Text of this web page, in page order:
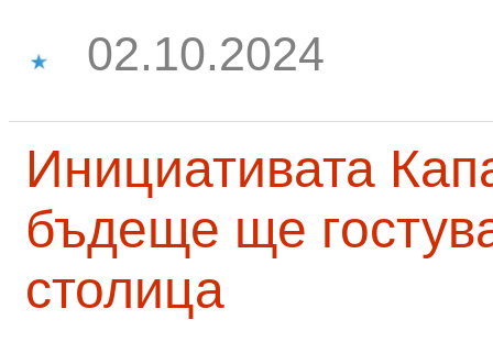
02.10.2024
Инициативата
бъдеще ще
столица